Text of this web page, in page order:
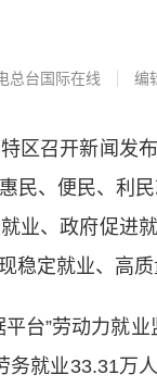
总台国际在线 编
召开新闻发布
、便民、利民
业、政府促进
稳定就业、高质
”劳动力就业
务就业33.31万